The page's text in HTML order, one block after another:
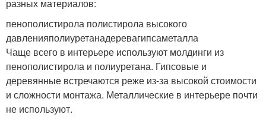
разных материалов:
пенополистирола полистирола высокого
давленияполиуретанадеревагипсаметалла
Чаще всего в интерьере используют молдинги из
пенополистирола и полиуретана. Гипсовые и
деревянные встречаются реже из-за высокой стоимости
и сложности монтажа. Металлические в интерьере почти
не используют.